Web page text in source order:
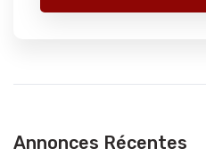
Annonces Récentes